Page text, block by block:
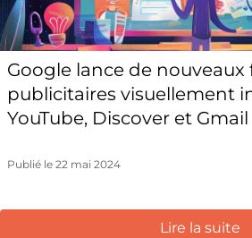
Google lance de nouveaux
publicitaires visuellement
YouTube, Discover et Gmail
Publié le 22 mai 2024
Lire la suite